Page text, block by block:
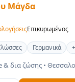
Μάγδα
Επικυρωμένος
Γερμανικά
& δια ζώσης •